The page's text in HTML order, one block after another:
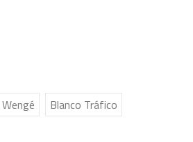
Wengé Blanco Tráfico